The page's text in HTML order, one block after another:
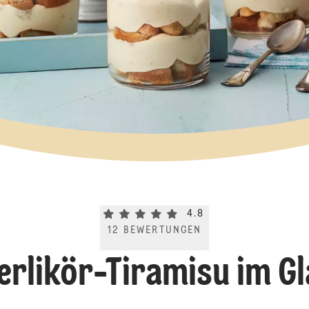
Current rating 4.8. Click to rate.
4.8
12
BEWERTUNGEN
Tiramisu im